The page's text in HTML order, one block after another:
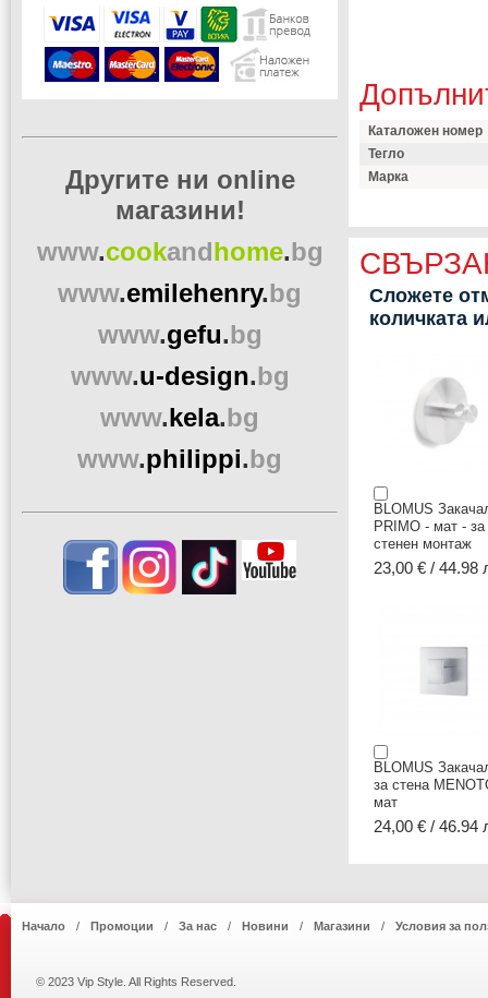
Каталожен номер
Тегло
Марка
Сложете
количката
BLOMUS
PRIMO - мат - за
стенен монтаж
23,00 € / 44.98
BLOMUS
за стена
мат
24,00 € / 46.94
Другите ни online
магазини!
www.cookandhome.bg
www.emilehenry.bg
www.gefu.bg
www.u-design.bg
www.kela.bg
www.philippi.bg
Начало Промоции За нас Новини Магазини Условия за
© 2023 Vip Style. All Rights Reserved.